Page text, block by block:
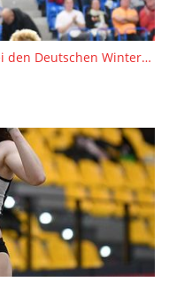
Erfolgreiche Medaillen-Ausbeute bei den Deutschen Winterwurf-Meisterschaften